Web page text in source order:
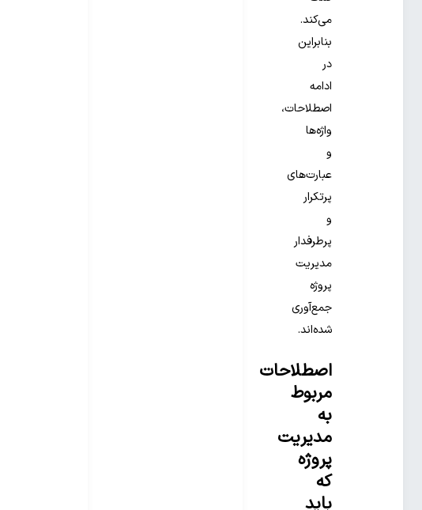
می‌کند.
بنابراین
در
ادامه
اصطلاحات،
واژه‌ها
و
عبارت‌های
پرتکرار
و
پرطرفدار
مدیریت
پروژه
جمع‌آوری
شده‌اند.
اصطلاحات
مربوط
به
مدیریت
پروژه
که
باید